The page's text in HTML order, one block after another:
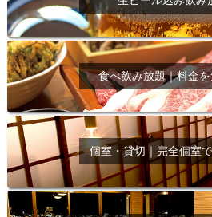
食べ飲み放題｜料金
個室・貸切｜完全個室